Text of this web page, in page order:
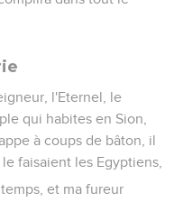
l'Eternel, le
qui habites en Sion,
à coups de bâton, il
faisaient les Egyptiens,
et ma fureur